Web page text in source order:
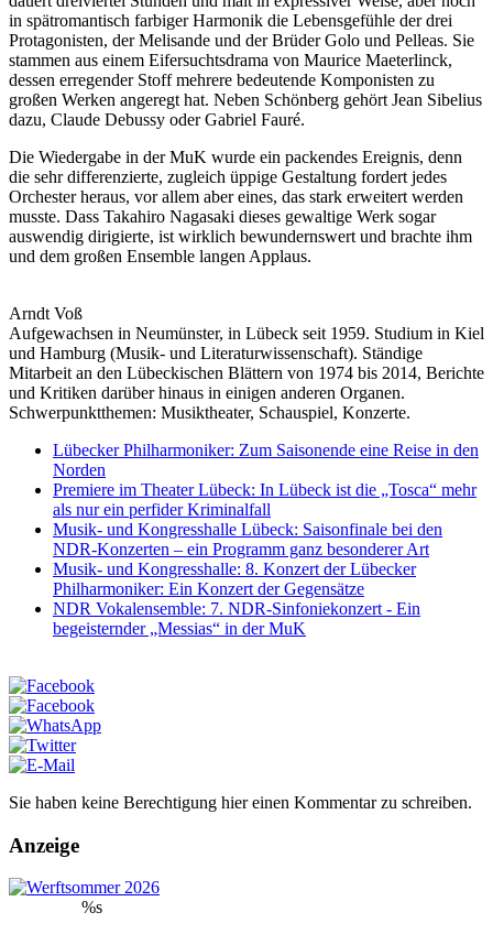
in spätromantisch farbiger Harmonik die Lebensgefühle der drei
Protagonisten, der Melisande und der Brüder Golo und Pelleas. Sie
stammen aus einem Eifersuchtsdrama von Maurice Maeterlinck,
dessen erregender Stoff mehrere bedeutende Komponisten zu
großen Werken angeregt hat. Neben Schönberg gehört Jean Sibelius
dazu, Claude Debussy oder Gabriel Fauré.
Die Wiedergabe in der MuK wurde ein packendes Ereignis, denn
die sehr differenzierte, zugleich üppige Gestaltung fordert jedes
Orchester heraus, vor allem aber eines, das stark erweitert werden
musste. Dass Takahiro Nagasaki dieses gewaltige Werk sogar
auswendig dirigierte, ist wirklich bewundernswert und brachte ihm
und dem großen Ensemble langen Applaus.
Arndt Voß
Aufgewachsen in Neumünster, in Lübeck seit 1959. Studium in Kiel
und Hamburg (Musik- und Literaturwissenschaft). Ständige
Mitarbeit an den Lübeckischen Blättern von 1974 bis 2014, Berichte
und Kritiken darüber hinaus in einigen anderen Organen.
Schwerpunktthemen: Musiktheater, Schauspiel, Konzerte.
Lübecker Philharmoniker: Zum Saisonende eine Reise in den
Norden
Premiere im Theater Lübeck: In Lübeck ist die „Tosca“ mehr
als nur ein perfider Kriminalfall
Musik- und Kongresshalle Lübeck: Saisonfinale bei den
NDR-Konzerten – ein Programm ganz besonderer Art
Musik- und Kongresshalle: 8. Konzert der Lübecker
Philharmoniker: Ein Konzert der Gegensätze
NDR Vokalensemble: 7. NDR-Sinfoniekonzert - Ein
begeisternder „Messias“ in der MuK
Sie haben keine Berechtigung hier einen Kommentar zu schreiben.
Anzeige
%s